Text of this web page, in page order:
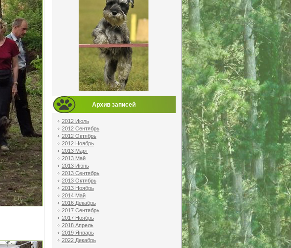
Архив записей
2012 Июль
2012 Сентябрь
2012 Октябрь
2012 Ноябрь
2013 Март
2013 Май
2013 Июнь
2013 Сентябрь
2013 Октябрь
2013 Ноябрь
2014 Май
2016 Декабрь
2017 Сентябрь
2017 Ноябрь
2018 Апрель
2019 Январь
2022 Декабрь